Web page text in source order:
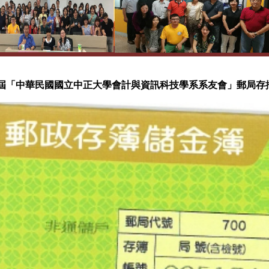
「中華民國國立中正大學會計與資訊科技學系系友會」郵局存